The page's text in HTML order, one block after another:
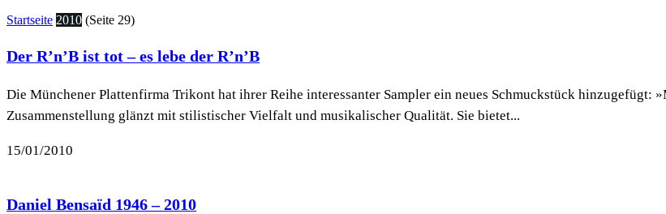
Startseite 2010 (Seite 29)
Der R’n’B ist tot – es lebe der R’n’B
Die Münchener Plattenfirma Trikont hat ihrer Reihe interessanter Sampler ein neues Schmuckstück hinzugefügt:
Zusammenstellung glänzt mit stilistischer Vielfalt und musikalischer Qualität. Sie bietet...
15/01/2010
Daniel Bensaïd 1946 – 2010